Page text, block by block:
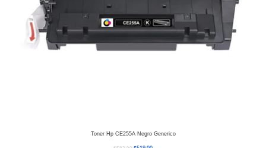
Toner Hp CE255A Negro Generico